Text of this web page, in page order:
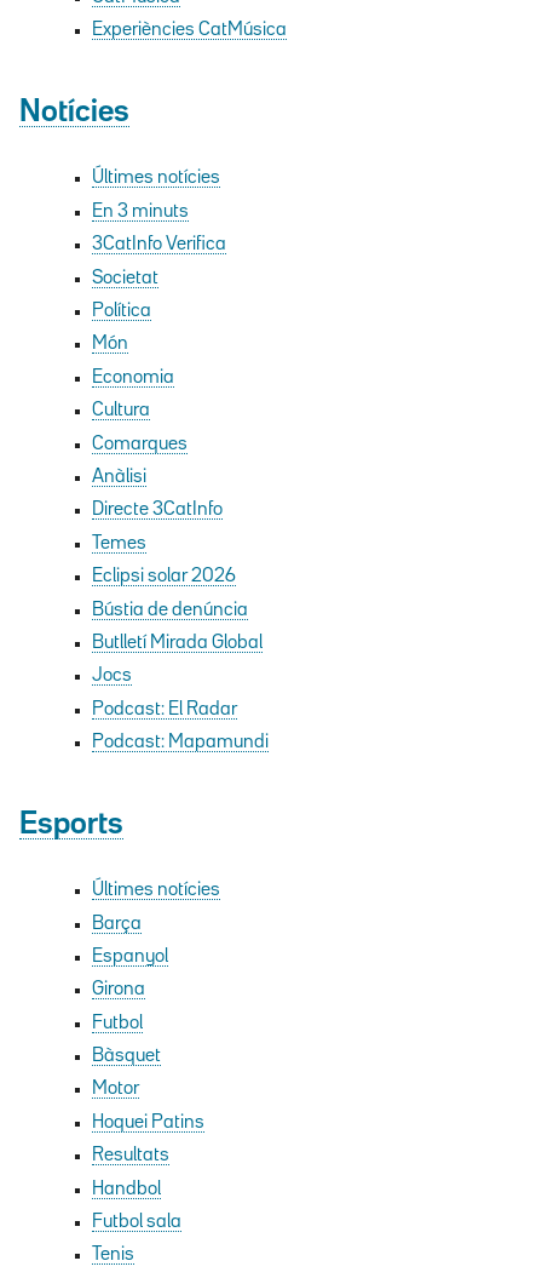
Experiències CatMúsica
Notícies
Últimes notícies
En 3 minuts
3CatInfo Verifica
Societat
Política
Món
Economia
Cultura
Comarques
Anàlisi
Directe 3CatInfo
Temes
Eclipsi solar 2026
Bústia de denúncia
Butlletí Mirada Global
Jocs
Podcast: El Radar
Podcast: Mapamundi
Esports
Últimes notícies
Barça
Espanyol
Girona
Futbol
Bàsquet
Motor
Hoquei Patins
Resultats
Handbol
Futbol sala
Tenis